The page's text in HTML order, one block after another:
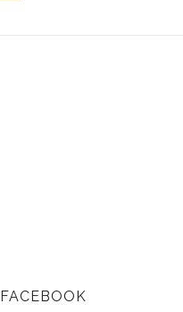
FACEBOOK